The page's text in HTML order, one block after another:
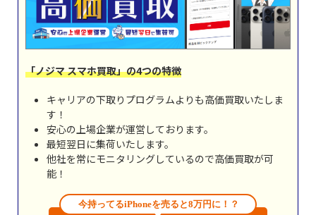
「ノジマ スマホ買取」の4つの特徴
キャリアの下取りプログラムよりも高価買取いたしま
す！
安心の上場企業が運営しております。
最短翌日に集荷いたします。
他社を常にモニタリングしているので高価買取が可
能！
今持ってるiPhoneを売ると8万円に！？